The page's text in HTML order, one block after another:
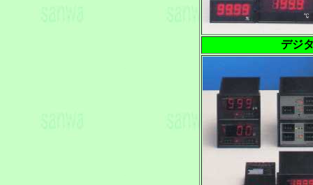
デジ